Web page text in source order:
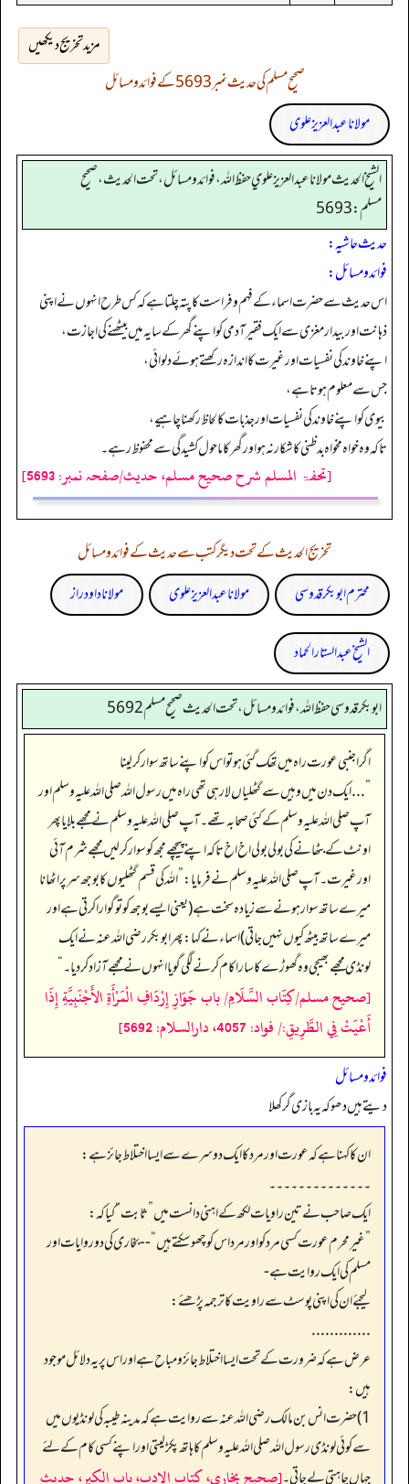
مزید تخریج دیکھیں
صحیح مسلم کی حدیث نمبر 5693 کے فوائد و مسائل
مولانا عبد العزیز علوی
الشيخ الحديث مولانا عبدالعزيز علوي حفظ الله، فوائد و مسائل، تحت الحديث ، صحيح
مسلم: 5693
حدیث حاشیہ:
فوائد ومسائل:
اس حدیث سے حضرت اسماء کے فہم و فراست کا پتہ چلتا ہے کہ کس طرح انہوں نے اپنی
ذہانت اور بیدار مغزی سے ایک فقیر آدمی کو اپنے گھر کے سایہ میں بیٹھنے کی اجازت،
اپنے خاوند کی نفسیات اور غیرت کا اندازہ رکھتے ہوئے دلوائی،
جس سے معلوم ہوتا ہے،
بیوی کو اپنے خاوند کی نفسیات اور جذبات کا لحاظ رکھنا چاہیے،
تاکہ وہ خواہ مخواہ بدظنی کا شکار نہ ہو اور گھر کا ماحول کشیدگی سے محفوظ رہے۔
[تحفۃ المسلم شرح صحیح مسلم، حدیث/صفحہ نمبر: 5693]
تخریج الحدیث کے تحت دیگر کتب سے حدیث کے فوائد و مسائل
محترم ابوبکر قدوسی
مولانا عبد العزیز علوی مولانا داود راز
الشیخ عبدالستار الحماد
ابوبكر قدوسي حفظ الله، فوائد و مسائل، تحت الحديث صحيح مسلم 5692
اگر اجنبی عورت راہ میں تھک گئی ہو تو اس کو اپنے ساتھ سوار کر لینا
”. . . ایک دن میں وہیں سے گٹھلیاں لا رہی تھی راہ میں رسول اللہ صلی اللہ علیہ وسلم اور
آپ صلی اللہ علیہ وسلم کے کئی صحابہ تھے۔ آپ صلی اللہ علیہ وسلم نے مجھے بلایا پھر
اونٹ کے بٹھانے کی بولی بولی اخ اخ تاکہ اپنے پیچھے مجھ کو سوار کر لیں مجھے شرم آئی
اور غیرت۔ آپ صلی اللہ علیہ وسلم نے فرمایا:”اللہ کی قسم گٹھلیوں کا بوجھ سر پر اٹھانا
میرے ساتھ سوار ہونے سے زیادہ سخت ہے (یعنی ایسے بوجھ کو تو گوارا کرتی ہے اور
میرے ساتھ بیٹھ کیوں نہیں جاتی) اسماء نے کہا: پھر ابوبکر رضی اللہ عنہ نے ایک
لونڈی مجھے بھیجی وہ گھوڑے کا سارا کام کرنے لگی گویا انہوں نے مجھے آزاد کر دیا۔“
[صحيح مسلم/كِتَاب السَّلَامِ/ باب جَوَازِ إِرْدَافِ الْمَرْأَةِ الأَجْنَبِيَّةِ إِذَا
أَعْيَتْ فِي الطَّرِيقِ:/ فواد: 4057، دارالسلام: 5692]
فوائد و مسائل
دیتے ہیں دھوکہ یہ بازی گر کھلا
ان کا کہنا ہے کہ عورت اور مردکا ایک دوسرے سے ایسا اختلاط جائز ہے:
۔۔۔۔۔۔۔۔۔۔۔۔۔۔
ایک صاحب نے تین راویات لکھ کے اہنی دانست میں”ثابت“کیا کہ:
”غیر محرم عورت کسی مرد کو اور مرد اس کو چھو سکتے ہیں“-- بخاری کی دو روایات اور
مسلم کی ایک روایت ہے -
لیجئے ان کی اپنی پوسٹ سے راویت کا ترجمہ پڑھئے:
.............
عرض ہے کہ ضرورت کے تحت ایسا اختلاط جائز و مباح ہے اور اس پر یہ دلائل موجود
ہیں:
1) حضرت انس بن مالک رضی اللہ عنہ سے روایت ہے کہ مدینہ طیبہ کی لونڈیوں میں
سے کوئی لونڈی رسول اللہ صلی اللہ علیہ وسلم کا ہاتھ پکڑ لیتی اور اپنے کسی کام کے لئے
جہاں چاہتی لے جاتی۔[صحيح بخاري، كتاب الادب، باب الكبر، حديث